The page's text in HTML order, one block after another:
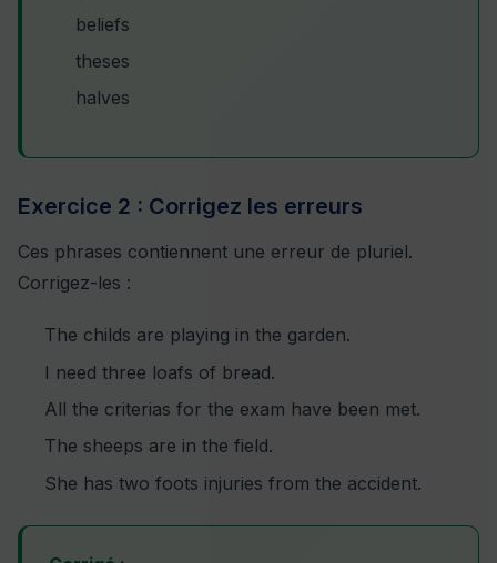
beliefs
theses
halves
Exercice 2 : Corrigez les erreurs
Ces phrases contiennent une erreur de pluriel.
Corrigez-les :
The childs are playing in the garden.
I need three loafs of bread.
All the criterias for the exam have been met.
The sheeps are in the field.
She has two foots injuries from the accident.